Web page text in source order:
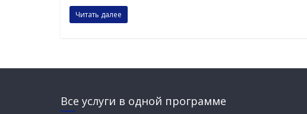
Читать далее
Все услуги в одной программе